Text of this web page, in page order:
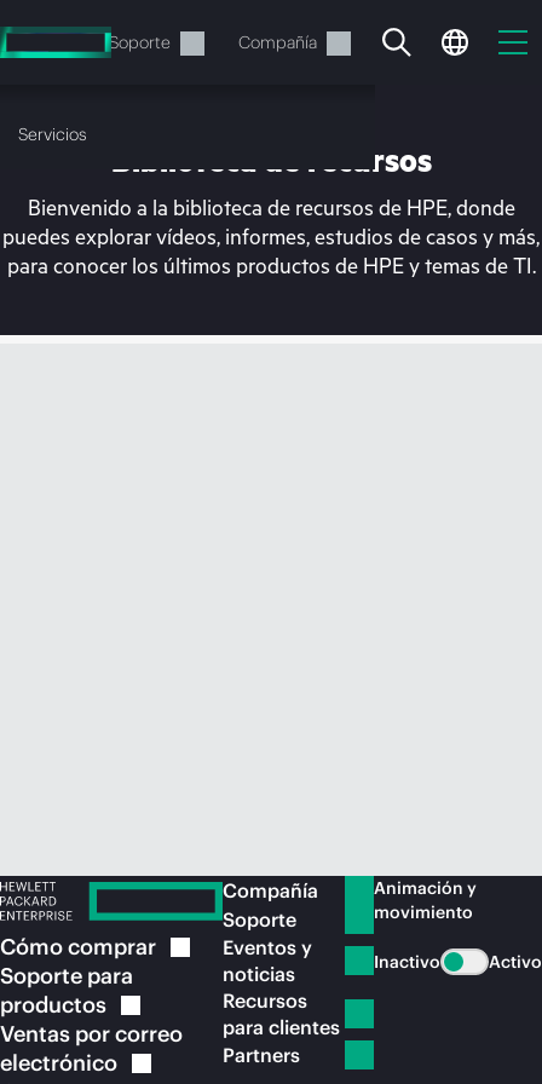
al
contenido
Soporte Compañía
Servicios
En estos momentos, tu
Biblioteca de recursos
Bienvenido a la biblioteca de recursos de HPE, donde
puedes explorar vídeos, informes, estudios de casos y más,
para conocer los últimos productos de HPE y temas de TI.
Cómocomprar
Soporte para
productos
Ventas por correo
electrónico
Compañía
Soporte
Eventos y
noticias
Recursos
para clientes
Partners
Animación y
movimiento
Inactivo Activo